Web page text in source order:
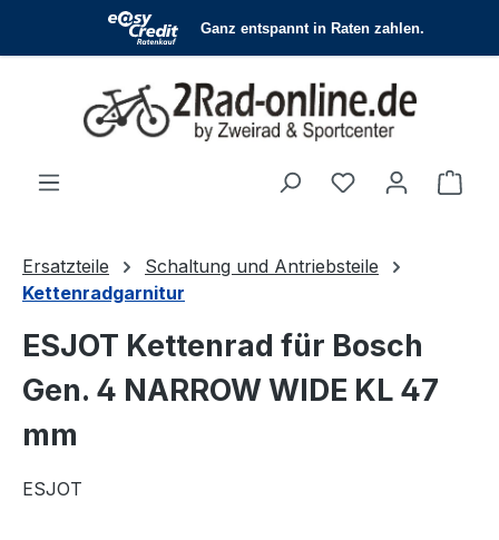
Zum Hauptinhalt springen
Du hast 0
Ersatzteile
Schaltung und Antriebsteile
Kettenradgarnitur
ESJOT Kettenrad für Bosch
Gen. 4 NARROW WIDE KL 47
mm
ESJOT